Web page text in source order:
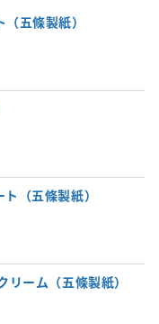
五條製紙）
（五條製紙）
ーム（五條製紙）